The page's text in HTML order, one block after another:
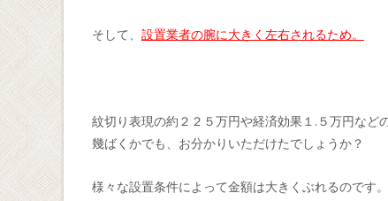
そして、 設置業者の腕に大きく左右されるため。
紋切り表現の約２２５万円や経済効果１.５万円など
幾ばくかでも、お分かりいただけたでしょうか？
様々な設置条件によって金額は大きくぶれるのです。